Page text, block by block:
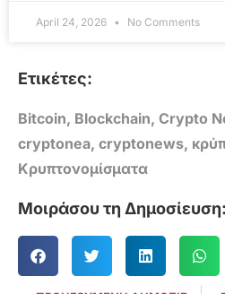
April 24, 2026 No Comments
Ετικέτες:
Bitcoin, Blockchain, Crypto
cryptonea, cryptonews,
Κρυπτονομίσματα
Μοιράσου τη Δημοσίευση: